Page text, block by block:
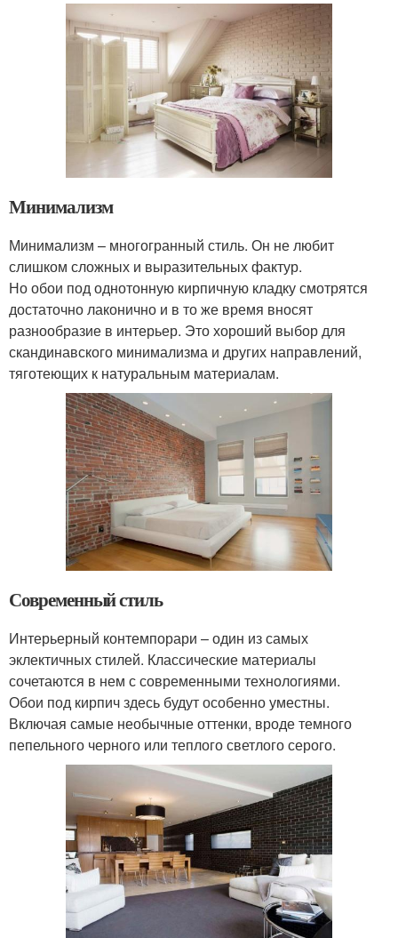
Минимализм
Минимализм – многогранный стиль. Он не любит
слишком сложных и выразительных фактур.
Но обои под однотонную кирпичную кладку смотрятся
достаточно лаконично и в то же время вносят
разнообразие в интерьер. Это хороший выбор для
скандинавского минимализма и других направлений,
тяготеющих к натуральным материалам.
Современный стиль
Интерьерный контемпорари – один из самых
эклектичных стилей. Классические материалы
сочетаются в нем с современными технологиями.
Обои под кирпич здесь будут особенно уместны.
Включая самые необычные оттенки, вроде темного
пепельного черного или теплого светлого серого.